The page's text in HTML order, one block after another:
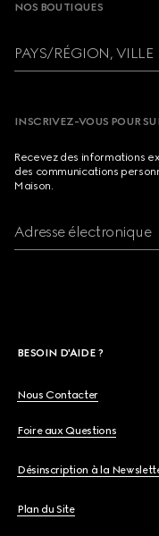
NOS BOUTIQUES
PAYS/RÉGION, VILLE
INSCRIVEZ-VOUS POUR
Recevez des informations
des communications
Maison.
Adresse électronique
BESOIN D'AIDE ?
Nous Contacter
Foire aux Questions
Désinscription à la
Plan du Site